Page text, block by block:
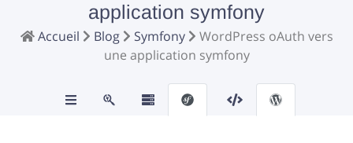
application symfony
Accueil Blog Symfony
WordPress oAuth vers
une application symfony